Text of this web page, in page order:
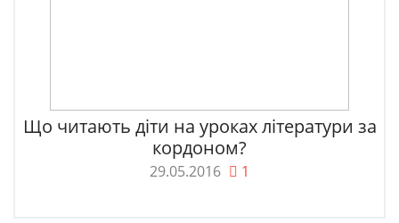
Що читають діти на уроках літератури за
кордоном?
29.05.2016 1